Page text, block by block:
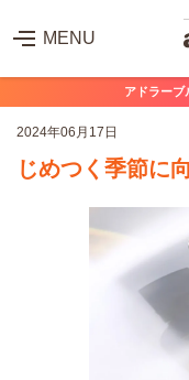
アドラーブ
MENU
2024年06月17日
じめつく季節に